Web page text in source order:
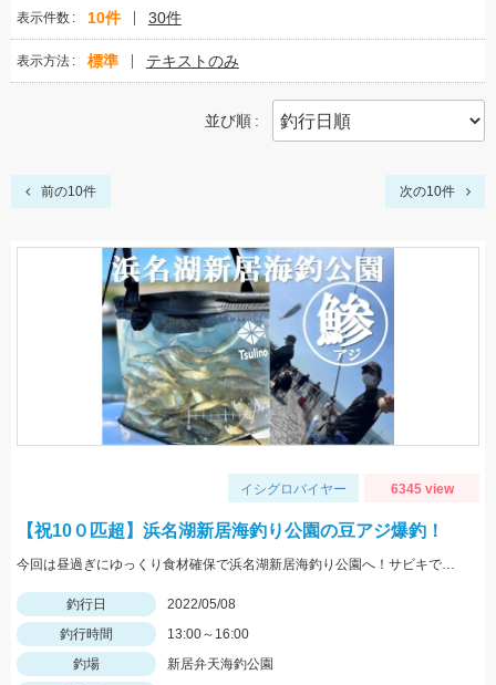
表示件数 10件 30件
表示方法 標準 テキストのみ
並び順
前の10件 次の10件
イシグロバイヤー 6345 view
【祝10０匹超】浜名湖新居海釣り公園の豆アジ爆釣！
今回は昼過ぎにゆっくり食材確保で浜名湖新居海釣り公園へ！サビキでアジやサバ、イワシが大漁！！！
釣行日
2022/05/08
釣行時間
13:00～16:00
釣場
新居弁天海釣公園